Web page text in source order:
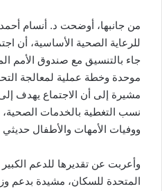
من جانبها، أوضحت د. أنسام أحمد
للرعاية الصحية الأساسية، أن
جاء بالتنسيق مع صندوق الأمم
موحدة وخطة عملية لمعالجة
مشيرة إلى أن الاجتماع يهدف
نسب التغطية بالخدمات
ووفيات الأمهات والأطفال حديثي
وأعربت عن تقديرها للدعم
المتحدة للسكان، مشيدة بدعم